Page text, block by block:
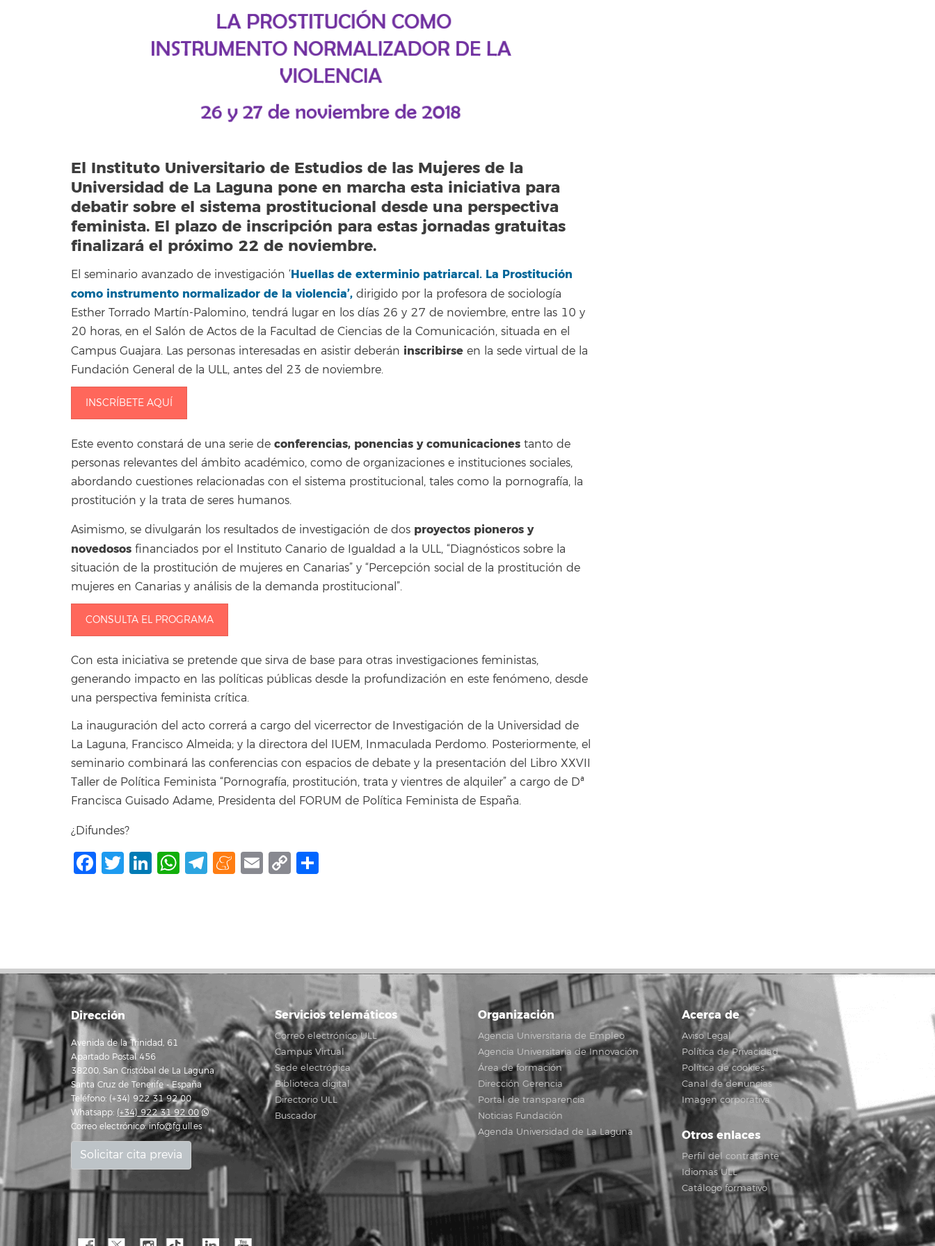
El Instituto Universitario de Estudios de las Mujeres de la
Universidad de La Laguna pone en marcha esta iniciativa para
debatir sobre el sistema prostitucional desde una perspectiva
feminista. El plazo de inscripción para estas jornadas gratuitas
finalizará el próximo 22 de noviembre.
El seminario avanzado de investigación ‘Huellas de exterminio patriarcal. La Prostitución
como instrumento normalizador de la violencia’, dirigido por la profesora de sociología
Esther Torrado Martín-Palomino, tendrá lugar en los días 26 y 27 de noviembre, entre las 10 y
20 horas, en el Salón de Actos de la Facultad de Ciencias de la Comunicación, situada en el
Campus Guajara. Las personas interesadas en asistir deberán inscribirse en la sede virtual de la
Fundación General de la ULL, antes del 23 de noviembre.
INSCRÍBETE AQUÍ
Este evento constará de una serie de conferencias, ponencias y comunicaciones tanto de
personas relevantes del ámbito académico, como de organizaciones e instituciones sociales,
abordando cuestiones relacionadas con el sistema prostitucional, tales como la pornografía, la
prostitución y la trata de seres humanos.
Asimismo, se divulgarán los resultados de investigación de dos proyectos pioneros y
novedosos financiados por el Instituto Canario de Igualdad a la ULL, “Diagnósticos sobre la
situación de la prostitución de mujeres en Canarias” y “Percepción social de la prostitución de
mujeres en Canarias y análisis de la demanda prostitucional”.
CONSULTA EL PROGRAMA
Con esta iniciativa se pretende que sirva de base para otras investigaciones feministas,
generando impacto en las políticas públicas desde la profundización en este fenómeno, desde
una perspectiva feminista crítica.
La inauguración del acto correrá a cargo del vicerrector de Investigación de la Universidad de
La Laguna, Francisco Almeida; y la directora del IUEM, Inmaculada Perdomo. Posteriormente, el
seminario combinará las conferencias con espacios de debate y la presentación del Libro XXVII
Taller de Política Feminista “Pornografía, prostitución, trata y vientres de alquiler” a cargo de Dª
Francisca Guisado Adame, Presidenta del FORUM de Política Feminista de España.
¿Difundes?
Facebook
Twitter
LinkedIn
WhatsApp
Telegram
Meneame
Email
Copy
Dirección
Avenida de la Trinidad, 61
Apartado Postal 456
38200, San Cristóbal de La Laguna
Santa Cruz de Tenerife - España
Teléfono: (+34) 922 31 92 00
Whatsapp: (+34) 922 31 92 00
Correo electrónico:info@fg.ull.es
Solicitar cita previa
Servicios telemáticos
Correo electrónico ULL
Campus Virtual
Sede electrónica
Biblioteca digital
Directorio ULL
Buscador
Organización
Agencia Universitaria de Empleo
Agencia Universitaria de Innovación
Área de formación
Dirección Gerencia
Portal de transparencia
Noticias Fundación
Agenda Universidad de La Laguna
Acerca de
Aviso Legal
Política de Privacidad
Política de cookies
Canal de denuncias
Imagen corporativa
Otros enlaces
Perfil del contratante
Idiomas ULL
Catálogo formativo